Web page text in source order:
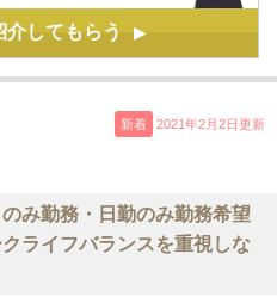
してもらう ▶
新着 2021年2月2日更新
み勤務・日勤のみ勤務希望
ライフバランスを重視しな